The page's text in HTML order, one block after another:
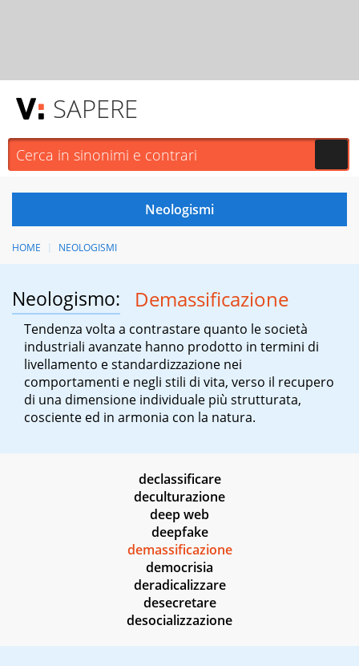
SAPERE
HOME NEOLOGISMI
Neologismo: Demassificazione
Tendenza volta a contrastare quanto le società
industriali avanzate hanno prodotto in termini di
livellamento e standardizzazione nei
comportamenti e negli stili di vita, verso il recupero
di una dimensione individuale più strutturata,
cosciente ed in armonia con la natura.
declassificare
deculturazione
deep web
deepfake
demassificazione
democrisia
deradicalizzare
desecretare
desocializzazione